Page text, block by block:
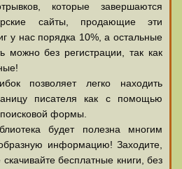
которые завершаются
сайты, продающие эти
у нас порядка 10%, а остальные
можно без регистрации, так как
позволяет легко находить
писателя как с помощью
формы.
будет полезна многим
информацию! Заходите,
бесплатные книги, без